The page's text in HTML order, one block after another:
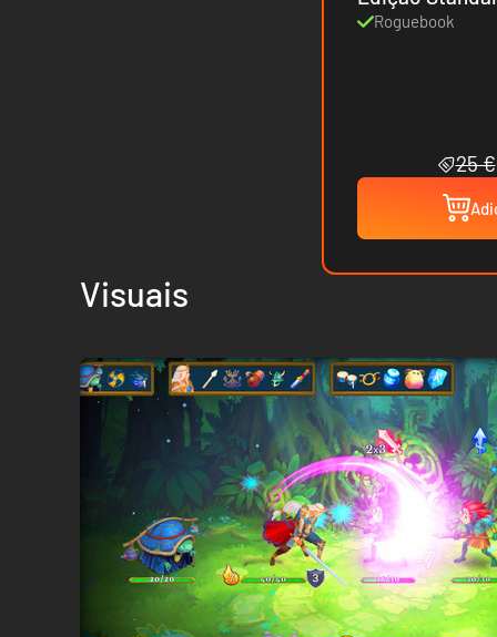
Roguebook
25 €
Visuais